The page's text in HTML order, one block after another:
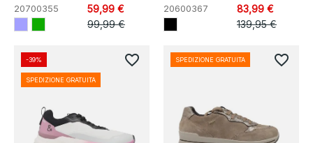
20700355
59,99 €
99,99 €
20600367
83,99 €
139,95 €
-39%
SPEDIZIONE GRATUITA
favorite_border SPEDIZIONE GRATUITA favorite_border